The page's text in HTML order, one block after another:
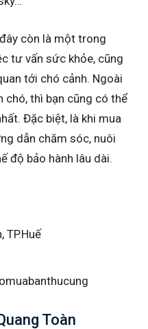
còn là một trong
tư vấn sức khỏe, cũng
tới chó cảnh. Ngoài
chó, thì bạn cũng có thể
Đặc biệt, là khi mua
dẫn chăm sóc, nuôi
độ bảo hành lâu dài.
TP.Huế
Toàn